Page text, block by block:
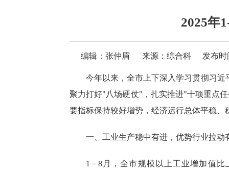
2025年
编辑：张仲眉 来源：综合科 发布时
今年以来，全市上下深入学习贯彻习
聚力打好"八场硬仗" ， 扎实推进"十项重点
要指标保持较好增势， 经济运行总体平稳、
一、 工业生产稳中有进 ，优势行业拉动
1－ 8 月，全市规模以上工业增加值 比